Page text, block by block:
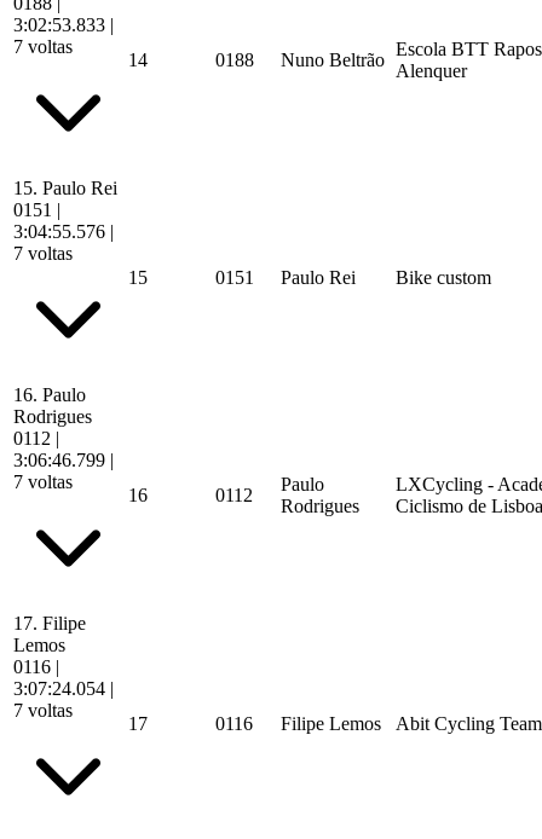
3:02:53.833 |
7 voltas
14 0188 Nuno Beltrão
Escola BTT
Alenquer
15. Paulo Rei
0151 |
3:04:55.576 |
7 voltas
15
0151 Paulo Rei Bike custom
16. Paulo
Rodrigues
0112 |
3:06:46.799 |
7 voltas
16 0112
Paulo
Rodrigues
LXCycling -
Ciclismo de Lisboa
17. Filipe
Lemos
0116 |
3:07:24.054 |
7 voltas
17 0116 Filipe Lemos Abit Cycling Team